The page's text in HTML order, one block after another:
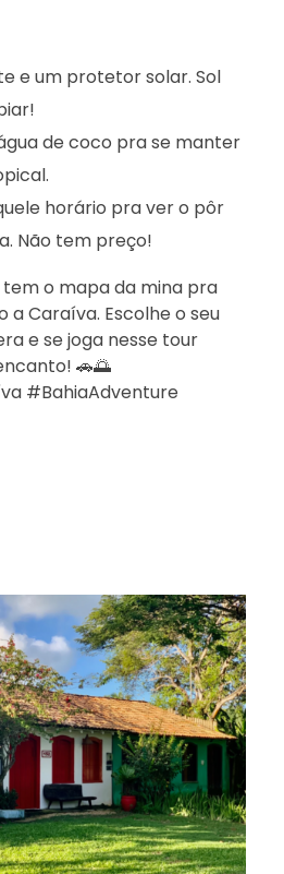
e um protetor solar. Sol
de coco pra se manter
horário pra ver o pôr
Não tem preço!
o mapa da mina pra
a Caraíva. Escolhe o seu
e se joga nesse tour
🚗🌅
#BahiaAdventure